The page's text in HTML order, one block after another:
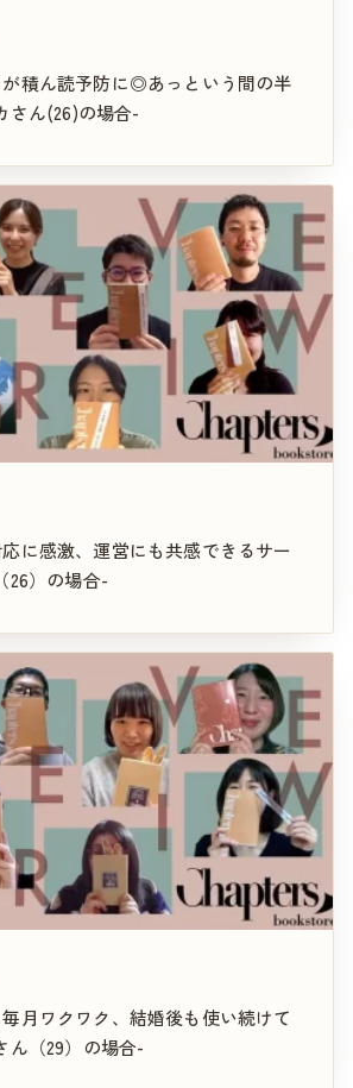
が積ん読予防に◎あっという間の半
さん(26)の場合-
に感激、運営にも共感できるサー
26）の場合-
月ワクワク、結婚後も使い続けて
ん（29）の場合-